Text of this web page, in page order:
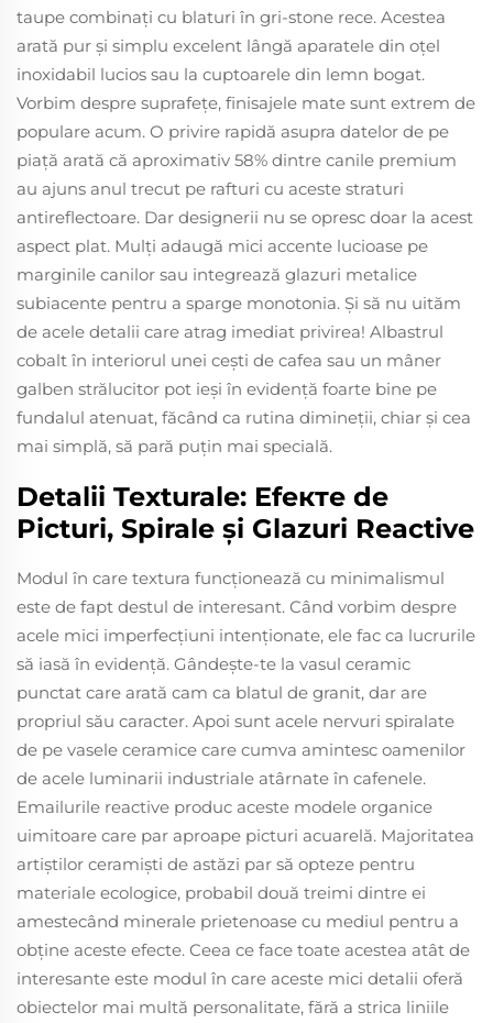
taupe combinați cu blaturi în gri-stone rece. Acestea
arată pur și simplu excelent lângă aparatele din oțel
inoxidabil lucios sau la cuptoarele din lemn bogat.
Vorbim despre suprafețe, finisajele mate sunt extrem de
populare acum. O privire rapidă asupra datelor de pe
piață arată că aproximativ 58% dintre canile premium
au ajuns anul trecut pe rafturi cu aceste straturi
antireflectoare. Dar designerii nu se opresc doar la acest
aspect plat. Mulți adaugă mici accente lucioase pe
marginile canilor sau integrează glazuri metalice
subiacente pentru a sparge monotonia. Și să nu uităm
de acele detalii care atrag imediat privirea! Albastrul
cobalt în interiorul unei cești de cafea sau un mâner
galben strălucitor pot ieși în evidență foarte bine pe
fundalul atenuat, făcând ca rutina dimineții, chiar și cea
mai simplă, să pară puțin mai specială.
Detalii Texturale: Efектe de
Picturi, Spirale și Glazuri Reactive
Modul în care textura funcționează cu minimalismul
este de fapt destul de interesant. Când vorbim despre
acele mici imperfecțiuni intenționate, ele fac ca lucrurile
să iasă în evidență. Gândește-te la vasul ceramic
punctat care arată cam ca blatul de granit, dar are
propriul său caracter. Apoi sunt acele nervuri spiralate
de pe vasele ceramice care cumva amintesc oamenilor
de acele luminarii industriale atârnate în cafenele.
Emailurile reactive produc aceste modele organice
uimitoare care par aproape picturi acuarelă. Majoritatea
artiștilor ceramiști de astăzi par să opteze pentru
materiale ecologice, probabil două treimi dintre ei
amestecând minerale prietenoase cu mediul pentru a
obține aceste efecte. Ceea ce face toate acestea atât de
interesante este modul în care aceste mici detalii oferă
obiectelor mai multă personalitate, fără a strica liniile